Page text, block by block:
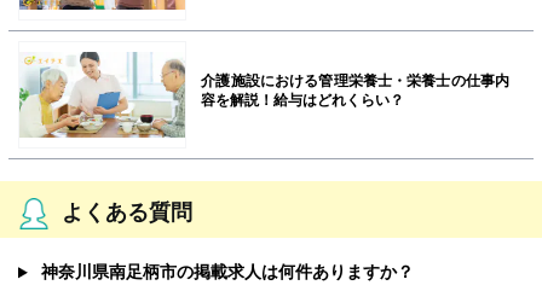
介護施設における管理栄養士・栄養士の仕事内
容を解説！給与はどれくらい？
よくある質問
神奈川県南足柄市の掲載求人は何件ありますか？